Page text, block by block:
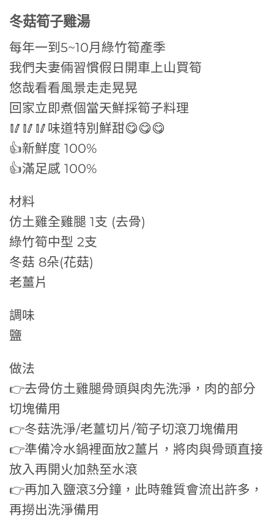
冬菇筍子雞湯
每年一到5~10月綠竹筍產季
我們夫妻倆習慣假日開車上山買筍
悠哉看看風景走走晃晃
回家立即煮個當天鮮採筍子料理
🥢🥢🥢味道特別鮮甜😋😋😋
👍新鮮度 100%
👍滿足感 100%
材料
仿土雞全雞腿 1支 (去骨)
綠竹筍中型 2支
冬菇 8朵(花菇)
老薑片
調味
鹽
做法
👉去骨仿土雞腿骨頭與肉先洗淨，肉的部分
切塊備用
👉冬菇洗淨/老薑切片/筍子切滾刀塊備用
👉準備冷水鍋裡面放2薑片，將肉與骨頭直接
放入再開火加熱至水滾
👉再加入鹽滾3分鐘，此時雜質會流出許多，
再撈出洗淨備用